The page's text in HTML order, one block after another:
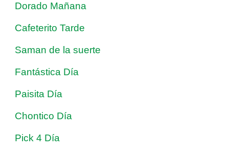
Dorado Mañana
Cafeterito Tarde
Saman de la suerte
Fantástica Día
Paisita Día
Chontico Día
Pick 4 Día